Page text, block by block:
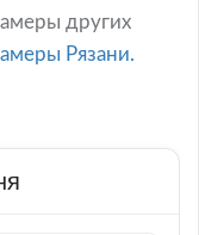
других
Рязани.